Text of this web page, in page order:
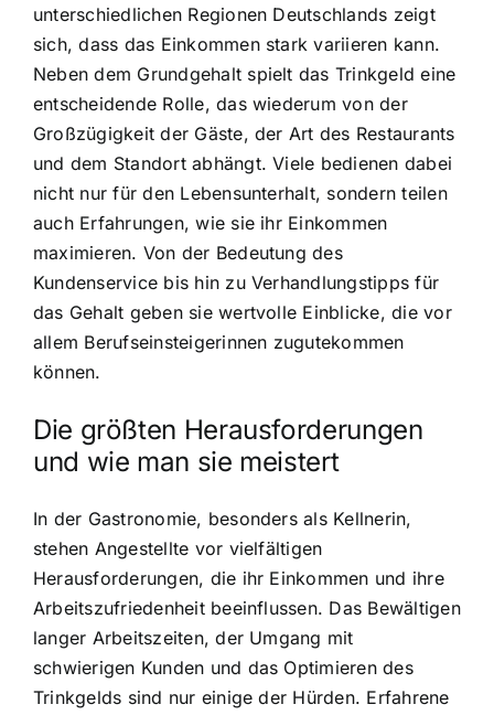
unterschiedlichen Regionen Deutschlands zeigt
sich, dass das Einkommen stark variieren kann.
Neben dem Grundgehalt spielt das Trinkgeld eine
entscheidende Rolle, das wiederum von der
Großzügigkeit der Gäste, der Art des Restaurants
und dem Standort abhängt. Viele bedienen dabei
nicht nur für den Lebensunterhalt, sondern teilen
auch Erfahrungen, wie sie ihr Einkommen
maximieren. Von der Bedeutung des
Kundenservice bis hin zu Verhandlungstipps für
das Gehalt geben sie wertvolle Einblicke, die vor
allem Berufseinsteigerinnen zugutekommen
können.
Die größten Herausforderungen
und wie man sie meistert
In der Gastronomie, besonders als Kellnerin,
stehen Angestellte vor vielfältigen
Herausforderungen, die ihr Einkommen und ihre
Arbeitszufriedenheit beeinflussen. Das Bewältigen
langer Arbeitszeiten, der Umgang mit
schwierigen Kunden und das Optimieren des
Trinkgelds sind nur einige der Hürden. Erfahrene